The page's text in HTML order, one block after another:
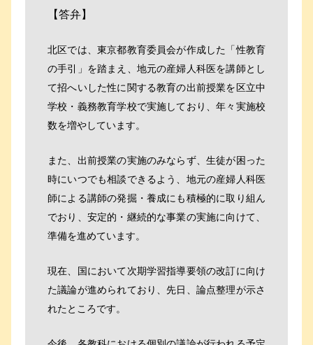
【答弁】
北区では、東京都教育委員会が作成した「性教育
の手引」を踏まえ、地元の産婦人科医を講師とし
て招へいした性に関する教育の出前授業を区立中
学校・義務教育学校で実施しており、年々実施校
数を増やしています。
また、出前授業の実施のみならず、生徒が困った
時にいつでも相談できるよう、地元の産婦人科医
師による講師の発掘・養成にも積極的に取り組ん
でおり、安定的・継続的な事業の実施に向けて、
準備を進めています。
現在、国において次期学習指導要領の改訂に向け
た議論が進められており、先日、論点整理が示さ
れたところです。